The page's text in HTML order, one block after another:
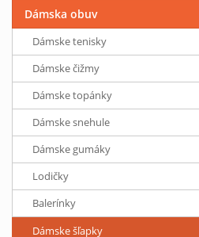
Dámska obuv
Dámske tenisky
Dámske čižmy
Dámske topánky
Dámske snehule
Dámske gumáky
Lodičky
Balerínky
Dámske šľapky